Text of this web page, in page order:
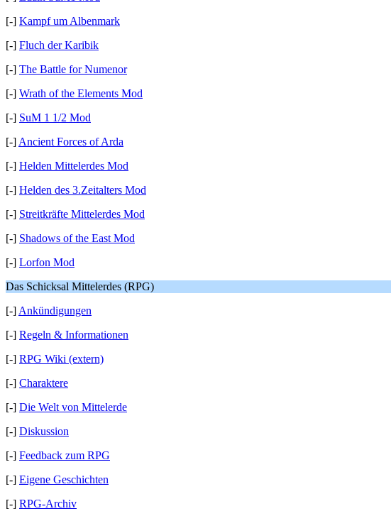
[-] Kampf um Albenmark
[-] Fluch der Karibik
[-] The Battle for Numenor
[-] Wrath of the Elements Mod
[-] SuM 1 1/2 Mod
[-] Ancient Forces of Arda
[-] Helden Mittelerdes Mod
[-] Helden des 3.Zeitalters Mod
[-] Streitkräfte Mittelerdes Mod
[-] Shadows of the East Mod
[-] Lorfon Mod
Das Schicksal Mittelerdes (RPG)
[-] Ankündigungen
[-] Regeln & Informationen
[-] RPG Wiki (extern)
[-] Charaktere
[-] Die Welt von Mittelerde
[-] Diskussion
[-] Feedback zum RPG
[-] Eigene Geschichten
[-] RPG-Archiv